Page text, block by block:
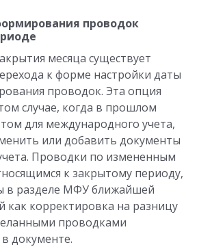
проводок
месяца существует
к форме настройки даты
проводок. Эта опция
случае, когда в прошлом
для международного учета,
или добавить документы
Проводки по измененным
к закрытому периоду,
в разделе МФУ ближайшей
как корректировка на разницу
проводками
документе.